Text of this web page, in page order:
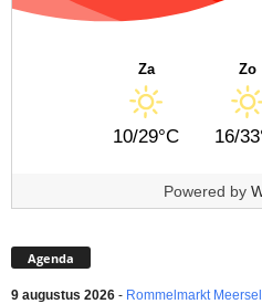
Za
10/29°C
Zo
16/
Powered by
Agenda
9 augustus 2026 - Rommelmarkt